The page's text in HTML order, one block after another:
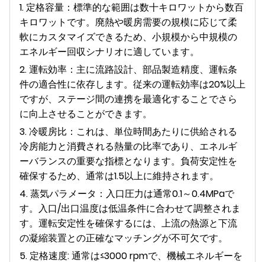
1. 定格容量：標準的な範囲は数十キロワットから数百
キロワットです。廃熱や暖房需要の規模に応じて柔
軟にカスタマイズできるため、小規模から中規模の
エネルギー回収シナリオに適しています。
2. 運転効率：主に流路設計、部品製造​​精度、運転条
件の適合性に依存します。従来の運転効率は20%以上
ですが、ステージ間の連携を最適化することでさら
に向上させることができます。
3. 冷暖房比：これは、単位時間あたりに供給される
冷房能力と消費される熱量の比率であり、エネルギ
ーバランスの重要な指標となります。負荷安定性を
確保するため、通常は1.5以上に維持されます。
4. 蒸気パラメータ：入口圧力は通常0.1～0.4MPaで
す。入口/出口温度は低温条件に合わせて調整されま
す。運転安定性を確保するには、上流の熱源と下流
の凝縮装置との正確なマッチングが不可欠です。
5. 定格速度: 通常は≤3000 rpmで、機械エネルギーを